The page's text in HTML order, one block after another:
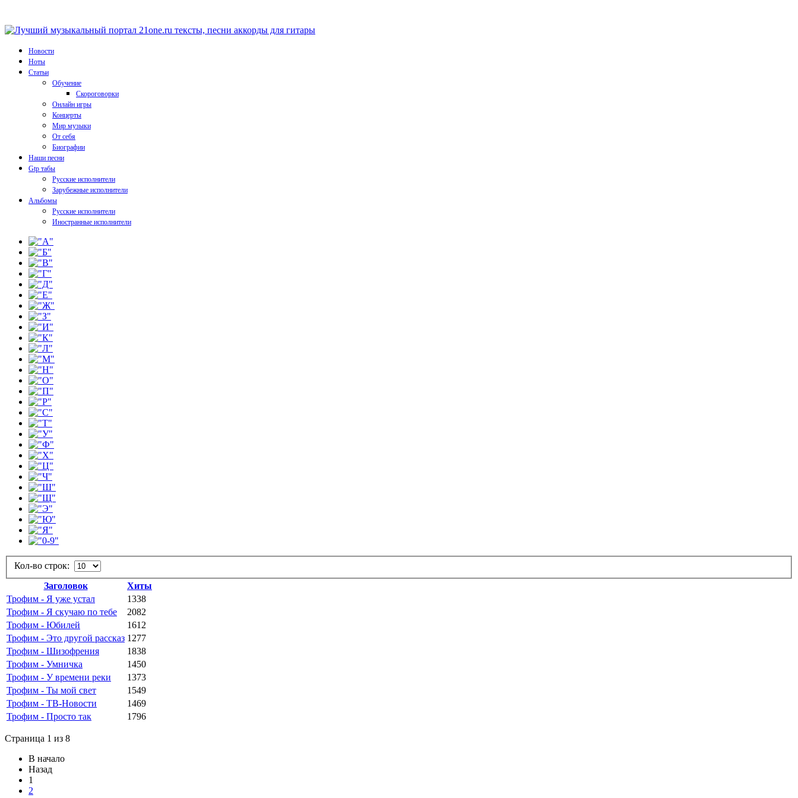
Новости
Ноты
Статьи
Обучение
Скороговорки
Онлайн игры
Концерты
Мир музыки
От себя
Биографии
Наши песни
Gtp табы
Русские исполнители
Зарубежные исполнители
Альбомы
Русские исполнители
Иностранные исполнители
Кол-во строк:
Заголовок
Хиты
Трофим - Я уже устал
1338
Трофим - Я скучаю по тебе
2082
Трофим - Юбилей
1612
Трофим - Это другой рассказ 1277
Трофим - Шизофрения
1838
Трофим - Умничка
1450
Трофим - У времени реки
1373
Трофим - Ты мой свет
1549
Трофим - ТВ-Новости
1469
Трофим - Просто так
1796
Страница 1 из 8
В начало
Назад
1
2